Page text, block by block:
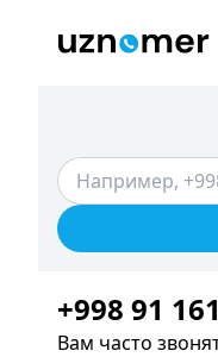
+998 91
Вам часто